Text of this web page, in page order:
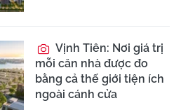
Vịnh Tiên: Nơi giá trị
mỗi căn nhà được đo
bằng cả thế giới tiện ích
ngoài cánh cửa